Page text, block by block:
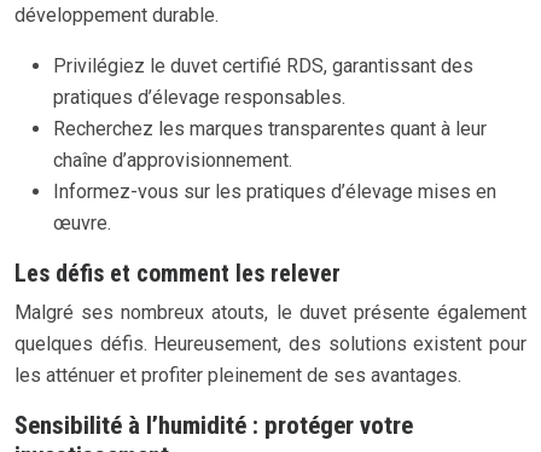
développement durable.
Privilégiez le duvet certifié RDS, garantissant des
pratiques d’élevage responsables.
Recherchez les marques transparentes quant à leur
chaîne d’approvisionnement.
Informez-vous sur les pratiques d’élevage mises en
œuvre.
Les défis et comment les relever
Malgré ses nombreux atouts, le duvet présente également
quelques défis. Heureusement, des solutions existent pour
les atténuer et profiter pleinement de ses avantages.
Sensibilité à l’humidité : protéger votre